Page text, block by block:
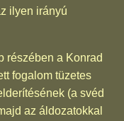
ilyen irányú
részében a Konrad
fogalom tüzetes
(a svéd
az áldozatokkal